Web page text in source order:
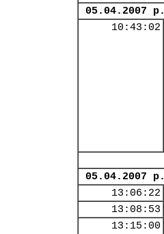
05.04.2007 р.
10:43:02
05.04.2007 р.
13:06:22
13:08:53
13:15:00